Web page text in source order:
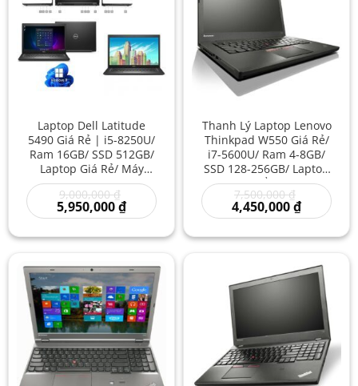
Laptop Dell Latitude
5490 Giá Rẻ | i5-8250U/
Ram 16GB/ SSD 512GB/
Laptop Giá Rẻ/ Máy
Tính Văn Phòng/ Mua
Laptop Xách Tay Giá Rẻ
Like New
9,000,000₫
gốc
là:
9,000,000 ₫.
5,950,000₫Giá
hiện
là:
Thanh Lý Laptop Lenovo
Thinkpad W550 Giá Rẻ/
i7-5600U/ Ram 4-8GB/
SSD 128-256GB/ Laptop
Nhập Khẩu/ Laptop
Core i7 Giá Rẻ/ Lenovo
Chơi Game Cũ
7,500,000₫
gốc
là:
7,500,000
4,450,000₫Giá
hiện
là: